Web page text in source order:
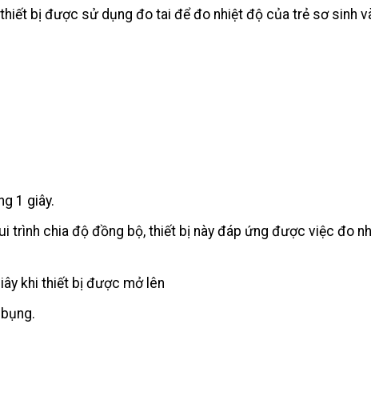
bị được sử dụng đo tai để đo nhiệt độ của trẻ sơ sinh
1 giây.
trình chia độ đồng bộ, thiết bị này đáp ứng được việc đo
khi thiết bị được mở lên